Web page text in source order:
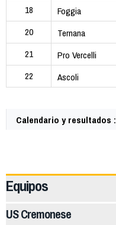
18
Foggia
20
Ternana
21
Pro Vercelli
22
Ascoli
Calendario y resultados :
Equipos
US Cremonese